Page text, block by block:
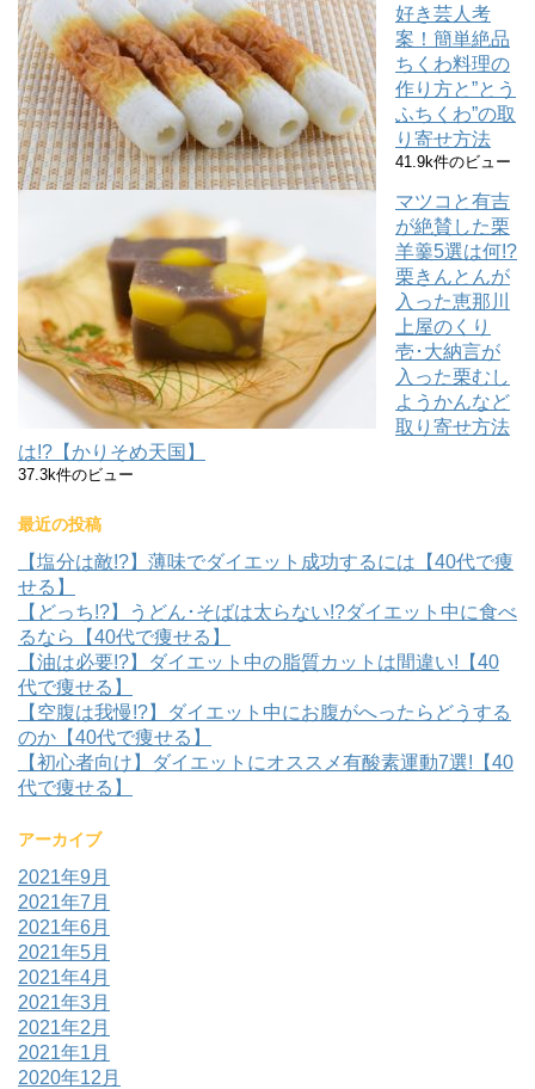
好き芸人考
案！簡単絶品
ちくわ料理の
作り方と”とう
ふちくわ”の取
り寄せ方法
41.9k件のビュー
マツコと有吉
が絶賛した栗
羊羹5選は何!?
栗きんとんが
入った恵那川
上屋のくり
壱･大納言が
入った栗むし
ようかんなど
取り寄せ方法
は!?【かりそめ天国】
37.3k件のビュー
最近の投稿
【塩分は敵!?】薄味でダイエット成功するには【40代で痩
せる】
【どっち!?】うどん･そばは太らない!?ダイエット中に食べ
るなら【40代で痩せる】
【油は必要!?】ダイエット中の脂質カットは間違い!【40
代で痩せる】
【空腹は我慢!?】ダイエット中にお腹がへったらどうする
のか【40代で痩せる】
【初心者向け】ダイエットにオススメ有酸素運動7選!【40
代で痩せる】
アーカイブ
2021年9月
2021年7月
2021年6月
2021年5月
2021年4月
2021年3月
2021年2月
2021年1月
2020年12月